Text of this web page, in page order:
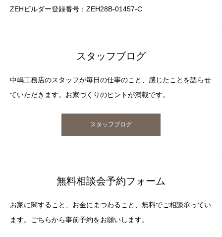
ZEHビルダー登録番号：ZEH28B-01457-C
スタッフブログ
中嶋工務店のスタッフが毎日の仕事のこと、感じたことを語らせ
ていただきます。お家づくりのヒントが満載です。
スタッフブログ
無料相談会予約フォーム
お家に関すること、お金にまつわること、無料でご相談承ってい
ます。ごちらから事前予約をお願いします。